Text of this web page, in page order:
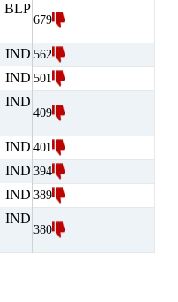
BLP
679
IND 562
IND 501
IND
409
IND 401
IND 394
IND 389
IND
380